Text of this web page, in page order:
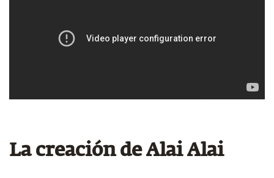
La creación de Alai Alai